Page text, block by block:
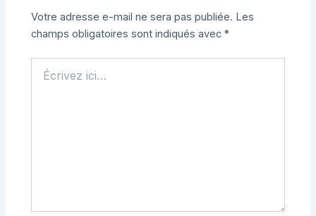
Votre adresse e-mail ne sera pas publiée. Les
champs obligatoires sont indiqués avec*
ici…